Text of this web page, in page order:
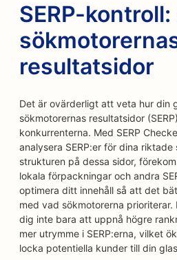
SERP-
resultatsidor
Det är ovärderligt att veta hur din
sökmotorernas resultatsidor
konkurrenterna. Med SERP
analysera SERP:er för dina
strukturen på dessa sidor,
lokala förpackningar och andra
optimera ditt innehåll så att det
med vad sökmotorerna
dig inte bara att uppnå högre
mer utrymme i SERP:erna, vilket
locka potentiella kunder till din